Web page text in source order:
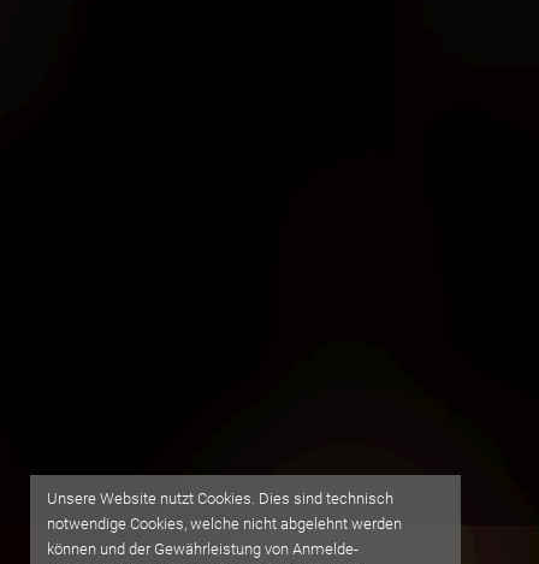
Unsere Website nutzt Cookies. Dies sind technisch
notwendige Cookies, welche nicht abgelehnt werden
können und der Gewährleistung von Anmelde-